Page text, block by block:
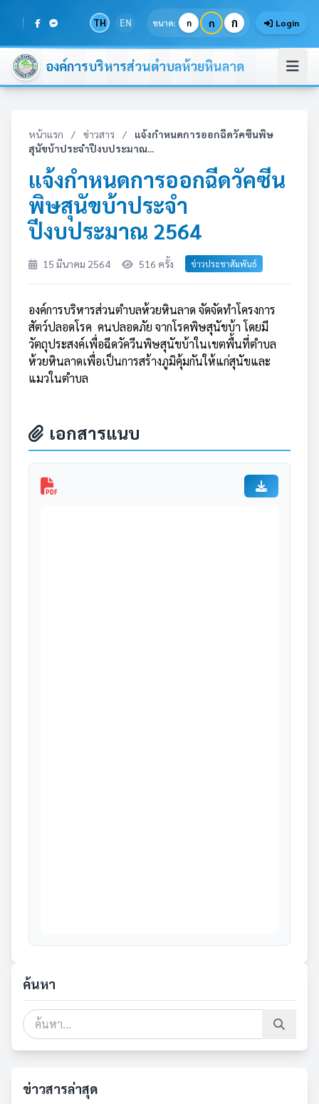
TH EN ขนาด: ก ก ก Login
องค์การบริหารส่วนตำบลห้วยหินลาด
หน้าแรก / ข่าวสาร /
แจ้งกำหนดการออกฉีดวัคซีนพิษ
สุนัขบ้าประจำปีงบประมาณ...
แจ้งกำหนดการออกฉีดวัคซีน
พิษสุนัขบ้าประจำ
ปีงบประมาณ 2564
15 มีนาคม 2564 516 ครั้ง ข่าวประชาสัมพันธ์
องค์การบริหารส่วนตำบลห้วยหินลาด จัดจัดทำโครงการ
สัตว์ปลอดโรค คนปลอดภัย จากโรคพิษสุนัขบ้า โดยมี
วัตถุประสงค์เพื่อฉีดวัควีนพิษสุนัขบ้าในเขตพื้นที่ตำบล
ห้วยหินลาดเพื่อเป็นการสร้างภูมิคุ้มกันให้แก่สุนัขและ
แมวในตำบล
เอกสารแนบ
ค้นหา
ข่าวสารล่าสุด